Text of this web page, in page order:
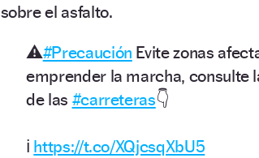
sobre el asfalto.
⚠️#Precaución Evite zonas
emprender la marcha, consulte
de las #carreteras👇
ℹ️ https://t.co/XQjcsqXbU5